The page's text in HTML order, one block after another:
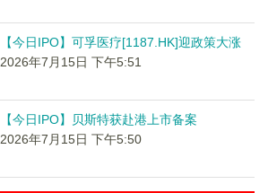
【今日IPO】可孚医疗[1187.HK]迎政策大涨
2026年7月15日 下午5:51
【今日IPO】贝斯特获赴港上市备案
2026年7月15日 下午5:50